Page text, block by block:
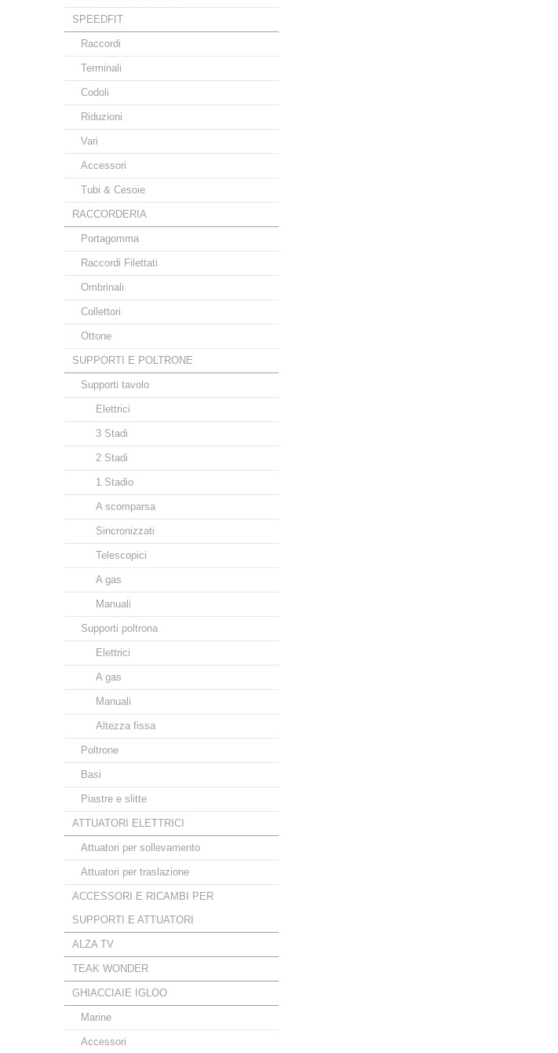
SPEEDFIT
Raccordi
Terminali
Codoli
Riduzioni
Vari
Accessori
Tubi & Cesoie
RACCORDERIA
Portagomma
Raccordi Filettati
Ombrinali
Collettori
Ottone
SUPPORTI E POLTRONE
Supporti tavolo
Elettrici
3 Stadi
2 Stadi
1 Stadio
A scomparsa
Sincronizzati
Telescopici
A gas
Manuali
Supporti poltrona
Elettrici
A gas
Manuali
Altezza fissa
Poltrone
Basi
Piastre e slitte
ATTUATORI ELETTRICI
Attuatori per sollevamento
Attuatori per traslazione
ACCESSORI E RICAMBI PER
SUPPORTI E ATTUATORI
ALZA TV
TEAK WONDER
GHIACCIAIE IGLOO
Marine
Accessori